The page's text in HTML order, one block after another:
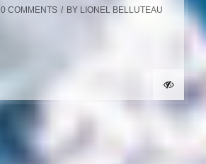
0 COMMENTS BY LIONEL BELLUTEAU